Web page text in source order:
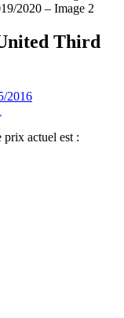
Third
2016
prix actuel est :